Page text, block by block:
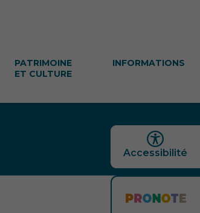
PATRIMOINE
ET CULTURE
INFORMATIONS
Accessibilité